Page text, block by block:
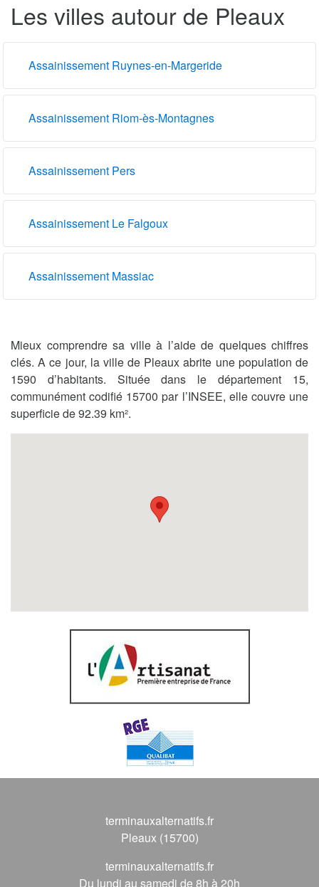
Les villes autour de Pleaux
Assainissement Ruynes-en-Margeride
Assainissement Riom-ès-Montagnes
Assainissement Pers
Assainissement Le Falgoux
Assainissement Massiac
Mieux comprendre sa ville à l’aide de quelques chiffres
clés. A ce jour, la ville de Pleaux abrite une population de
1590 d’habitants. Située dans le département 15,
communément codifié 15700 par l’INSEE, elle couvre une
superficie de 92.39 km².
terminauxalternatifs.fr
Pleaux (15700)
terminauxalternatifs.fr
Du lundi au samedi de 8h à 20h